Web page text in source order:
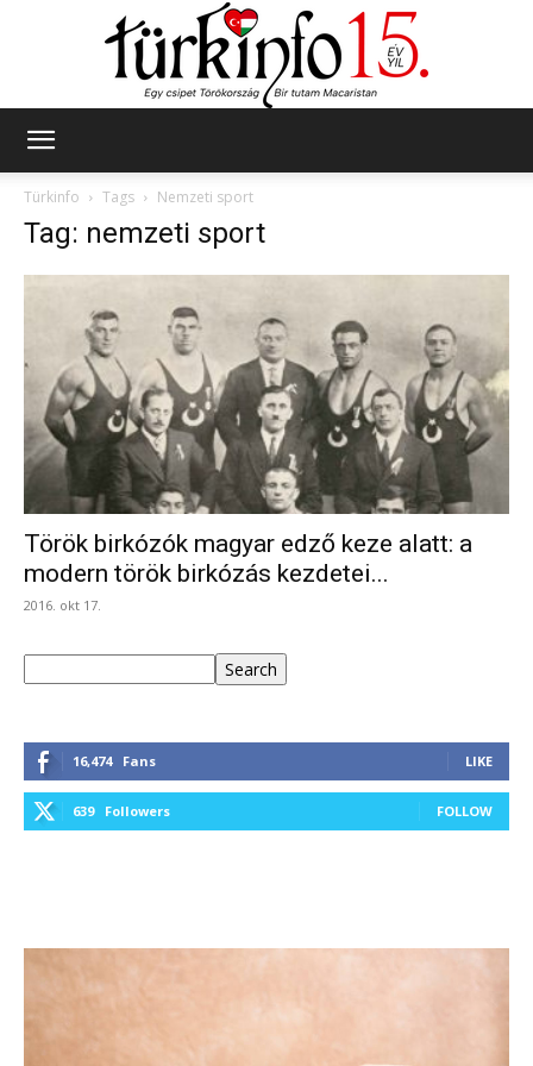
Türkinfo
Tags Nemzeti sport
Tag: nemzeti sport
Török birkózók magyar edző keze alatt: a
modern török birkózás kezdetei...
2016. okt 17.
Search
16,474 Fans LIKE
639 Followers FOLLOW